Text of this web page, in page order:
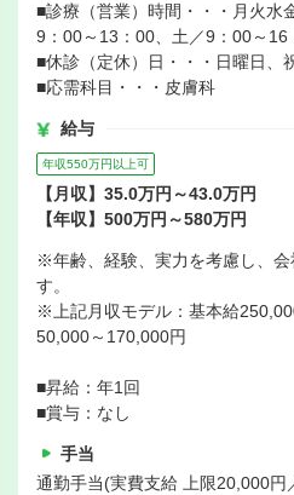
■診療（営業）時間・・・月火水
9：00～13：00、土／9：00～16
■休診（定休）日・・・日曜日、
■応需科目・・・皮膚科
給与
年収550万円以上可
【月収】35.0万円～43.0万円
【年収】500万円～580万円
※年齢、経験、実力を考慮し、会
す。
※上記月収モデル：基本給
50,000～170,000円
■昇給：年1回
■賞与：なし
手当
通勤手当(実費支給 上限20,000円